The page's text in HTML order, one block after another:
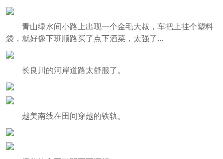
青山绿水间小路上出现一个金毛大叔，车把上挂个塑料
袋，就好像下班顺路买了点下酒菜，太强了...
长良川的河岸道路太舒服了。
越美南线在田间穿越的铁轨。